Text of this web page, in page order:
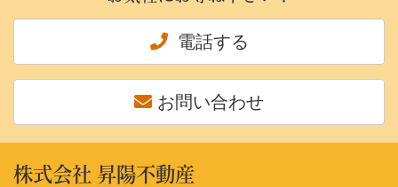
電話する
お問い合わせ
株式会社 昇陽不動産